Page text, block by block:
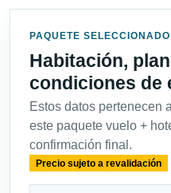
PAQUETE SELECCIONADO
Habitación,
condiciones de
Estos datos pertenecen
este paquete vuelo +
confirmación final.
Precio sujeto a revalidación